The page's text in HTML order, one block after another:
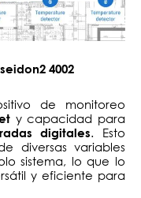
4002
de monitoreo
y capacidad para
digitales. Esto
diversas variables
sistema, lo que lo
y eficiente para